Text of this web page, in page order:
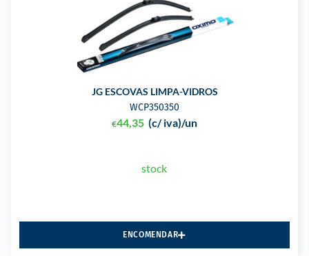
JG ESCOVAS LIMPA-VIDROS
WCP350350
€44,35 (c/ iva)/un
stock
ENCOMENDAR